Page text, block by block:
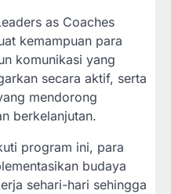
as Coaches
kemampuan para
komunikasi yang
secara aktif, serta
mendorong
berkelanjutan.
program ini, para
budaya
sehari-hari sehingga